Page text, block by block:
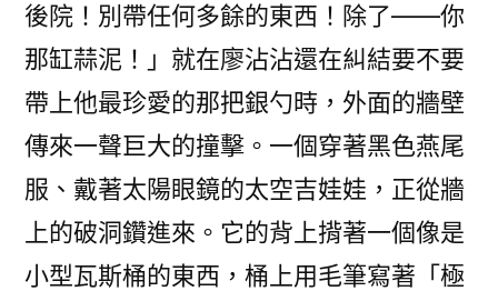
後院！別帶任何多餘的東西！除了——你
那缸蒜泥！」就在廖沾沾還在糾結要不要
帶上他最珍愛的那把銀勺時，外面的牆壁
傳來一聲巨大的撞擊。一個穿著黑色燕尾
服、戴著太陽眼鏡的太空吉娃娃，正從牆
上的破洞鑽進來。它的背上揹著一個像是
小型瓦斯桶的東西，桶上用毛筆寫著「極